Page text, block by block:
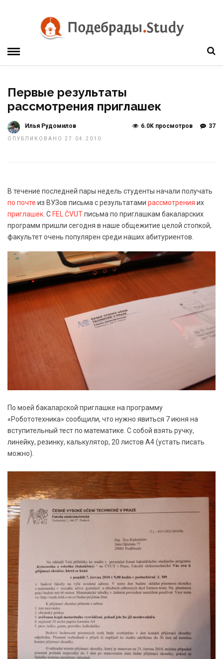
Первые результаты
рассмотрения приглашек
Илья Рудомилов
ОПУБЛИКОВАНО 27.04.2010
37
6.0K просмотров
В течение последней пары недель студенты начали получать
по почте из ВУЗов письма с результатами рассмотрения их
приглашек . С FEL ČVUTписьма по приглашкам бакаларских
программ пришли сегодня в наше общежитие целой стопкой,
факультет очень популярен среди наших абитуриентов.
По моей бакаларской приглашке на программу
«Робототехника» сообщили, что нужно явиться 7 июня на
вступительный тест по математике. С собой взять ручку,
линейку, резинку, калькулятор, 20 листов А4 (устать писать
можно).